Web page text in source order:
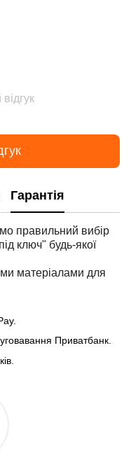
Гарантія
правильний вибір
ключ" будь-якої
матеріалами для
Приватбанк.